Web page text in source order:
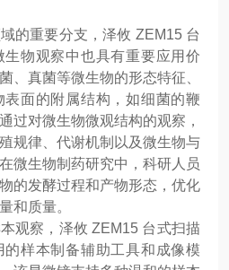
的重要分支，泽攸 ZEM15 台
物观察中也具有重要应用价
、真菌等微生物的形态特征、
面的附属结构，如细菌的鞭
过对微生物微观结构的观察，
规律、代谢机制以及微生物与
微生物制药研究中，科研人员
的发酵过程和产物形态，优化
和质量。
观察，泽攸 ZEM15 台式扫描
样本制备辅助工具和成像模